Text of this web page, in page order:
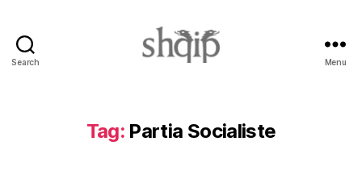
Search Menu
Tag: Partia Socialiste